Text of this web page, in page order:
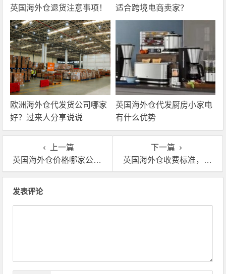
英国海外仓退货注意事项！
适合跨境电商卖家？
欧洲海外仓代发货公司哪家
好？过来人分享说说
英国海外仓代发厨房小家电
有什么优势
上一篇
英国海外仓价格哪家公司便宜？附海外仓报价表
下一篇
英国海外仓收费标准，分享英国海外仓价格表
发表评论